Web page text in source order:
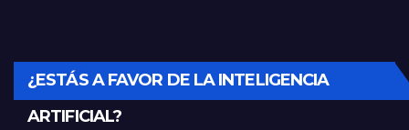
¿ESTÁS A FAVOR DE LA INTELIGENCIA
ARTIFICIAL?